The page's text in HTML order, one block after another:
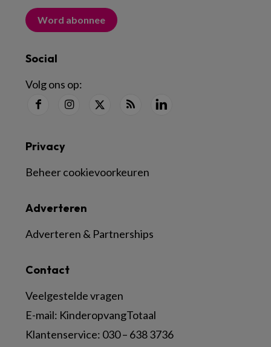
Word abonnee
Social
Volg ons op:
Contact
Veelgestelde vragen
E-mail: KinderopvangTotaal
Klantenservice: 030 – 638 3736
Adverteren
Adverteren & Partnerships
Privacy
Beheer cookievoorkeuren